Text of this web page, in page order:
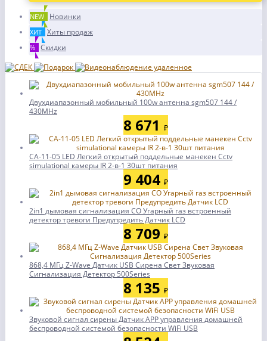
NEW Новинки
ХИТ Хиты продаж
% Скидки
Двухдиапазонный мобильный 100w антенна sgm507 144 /
430MHz
8 671 ₽
CA-11-05 LED Легкий открытый поддельные манекен Cctv
simulational камеры IR 2-в-1 30шт питания
9 404 ₽
2in1 дымовая сигнализация CO Угарный газ встроенный
детектор тревоги Предупредить Датчик LCD
8 709 ₽
868,4 МГц Z-Wave Датчик USB Сирена Свет Звуковая
Сигнализация Детектор 500Series
8 135 ₽
Звуковой сигнал сирены Датчик APP управления домашней
беспроводной системой безопасности WiFi USB